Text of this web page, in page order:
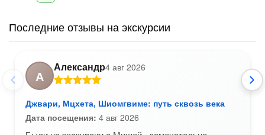
Последние отзывы на экскурсии
А
Александр4 авг 2026
Джвари, Мцхета, Шиомгвиме: путь сквозь века
Дата посещения: 4 авг 2026